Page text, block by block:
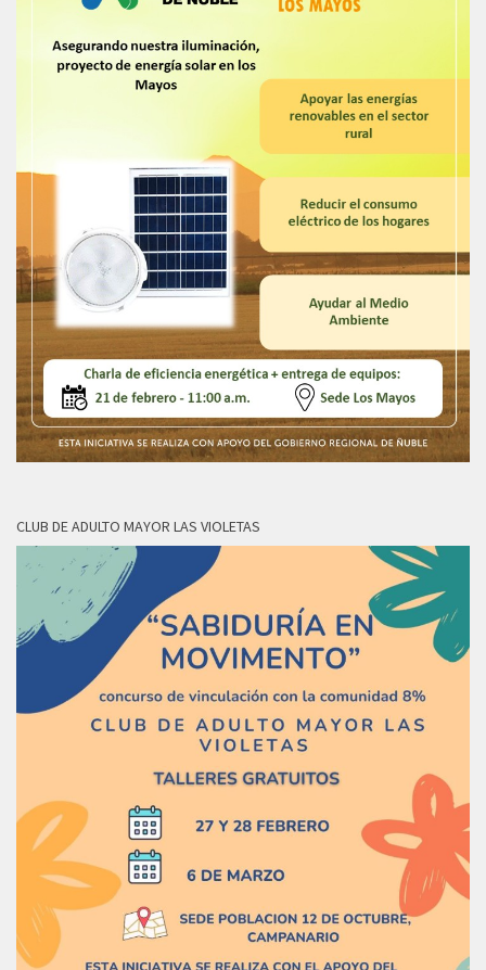
CLUB DE ADULTO MAYOR LAS VIOLETAS